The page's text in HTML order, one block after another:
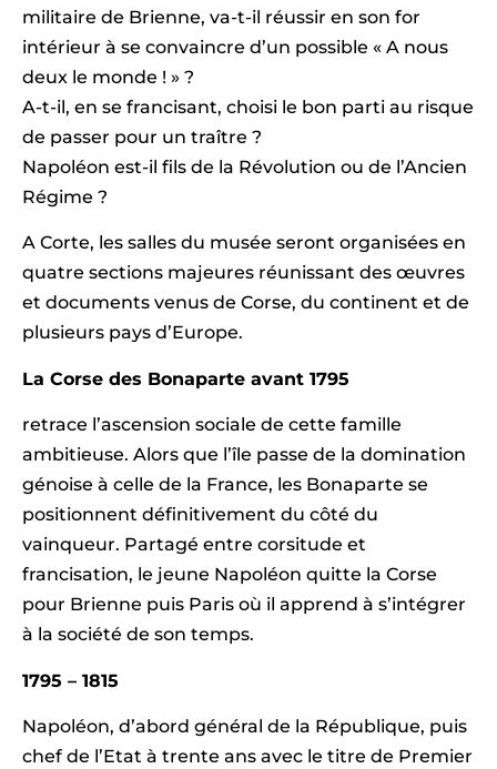
militaire de Brienne, va-t-il réussir en son for
intérieur à se convaincre d’un possible « A nous
deux le monde ! » ?
A-t-il, en se francisant, choisi le bon parti au risque
de passer pour un traître ?
Napoléon est-il fils de la Révolution ou de l’Ancien
Régime ?
A Corte, les salles du musée seront organisées en
quatre sections majeures réunissant des œuvres
et documents venus de Corse, du continent et de
plusieurs pays d’Europe.
La Corse des Bonaparte avant 1795
retrace l’ascension sociale de cette famille
ambitieuse. Alors que l’île passe de la domination
génoise à celle de la France, les Bonaparte se
positionnent définitivement du côté du
vainqueur. Partagé entre corsitude et
francisation, le jeune Napoléon quitte la Corse
pour Brienne puis Paris où il apprend à s’intégrer
à la société de son temps.
1795 – 1815
Napoléon, d’abord général de la République, puis
chef de l’Etat à trente ans avec le titre de Premier